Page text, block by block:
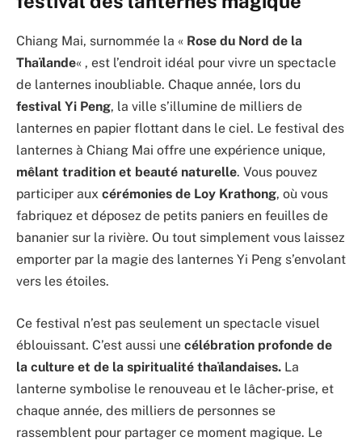
Chiang Mai, surnommée la « Rose du Nord de la
Thaïlande« , est l’endroit idéal pour vivre un spectacle
de lanternes inoubliable. Chaque année, lors du
festival Yi Peng, la ville s’illumine de milliers de
lanternes en papier flottant dans le ciel. Le festival des
lanternes à Chiang Mai offre une expérience unique,
mêlant tradition et beauté naturelle. Vous pouvez
participer aux cérémonies de Loy Krathong, où vous
fabriquez et déposez de petits paniers en feuilles de
bananier sur la rivière. Ou tout simplement vous laissez
emporter par la magie des lanternes Yi Peng s’envolant
vers les étoiles.
Ce festival n’est pas seulement un spectacle visuel
éblouissant. C’est aussi une célébration profonde de
la culture et de la spiritualité thaïlandaises. La
lanterne symbolise le renouveau et le lâcher-prise, et
chaque année, des milliers de personnes se
rassemblent pour partager ce moment magique. Le